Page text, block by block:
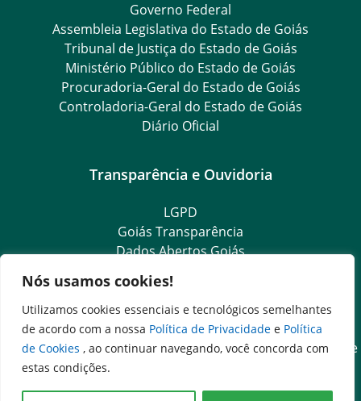
Nós usamos cookies!
Utilizamos cookies essenciais e tecnológicos semelhantes
de acordo com a nossa Política de Privacidade e Política
de Cookies , ao continuar navegando, você concorda com
estas condições.
Governo Federal
Assembleia Legislativa do Estado de Goiás
Tribunal de Justiça do Estado de Goiás
Ministério Público do Estado de Goiás
Procuradoria-Geral do Estado de Goiás
Controladoria-Geral do Estado de Goiás
Diário Oficial
Transparência e Ouvidoria
LGPD
Goiás Transparência
Dados Abertos Goiás
Ouvidoria Geral
SIC – Serviço de Informação ao Cidadão
e-SIC – Serviço Eletrônico de Informação ao Cidadão
Acesso às Informações das Organizações Sociais de Saúde
Ouvidoria Setorial (Expresso)